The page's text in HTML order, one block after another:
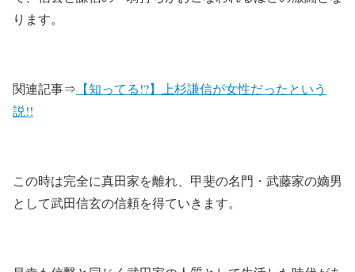
ります。
関連記事⇒ 【知ってる!?】上杉謙信が女性だったという
説!!
この時は完全に真田家を離れ、甲斐の名門・武藤家の嫡男
として武田信玄の信頼を得ていきます。